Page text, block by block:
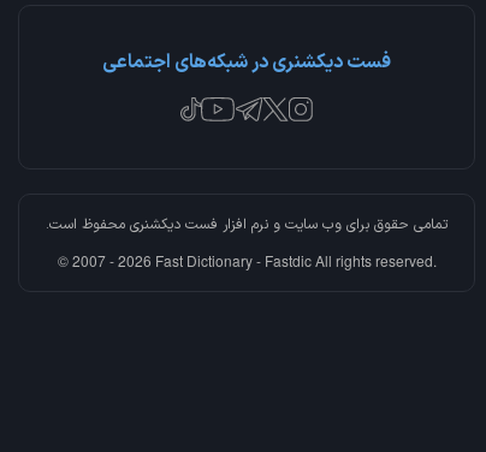
فست دیکشنری در شبکه‌های اجتماعی
تمامی حقوق برای وب سایت و نرم افزار فست دیکشنریمحفوظ است.
© 2007 - 2026 Fast Dictionary - Fastdic All rights reserved.